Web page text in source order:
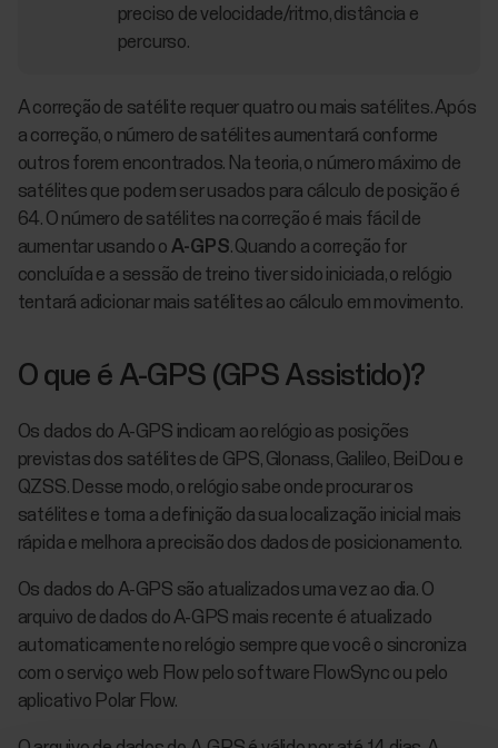
preciso de velocidade/ritmo, distância e
percurso.
A correção de satélite requer quatro ou mais satélites. Após
a correção, o número de satélites aumentará conforme
outros forem encontrados. Na teoria, o número máximo de
satélites que podem ser usados para cálculo de posição é
64. O número de satélites na correção é mais fácil de
aumentar usando o A-GPS. Quando a correção for
concluída e a sessão de treino tiver sido iniciada, o relógio
tentará adicionar mais satélites ao cálculo em movimento.
O que é A-GPS (GPS Assistido)?
Os dados do A-GPS indicam ao relógio as posições
previstas dos satélites de GPS, Glonass, Galileo, BeiDou e
QZSS. Desse modo, o relógio sabe onde procurar os
satélites e torna a definição da sua localização inicial mais
rápida e melhora a precisão dos dados de posicionamento.
Os dados do A-GPS são atualizados uma vez ao dia. O
arquivo de dados do A-GPS mais recente é atualizado
automaticamente no relógio sempre que você o sincroniza
com o serviço web Flow pelo software FlowSync ou pelo
aplicativo Polar Flow.